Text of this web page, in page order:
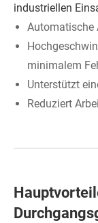
industriellen
Automatische
minimalem
Unterstützt
Reduziert